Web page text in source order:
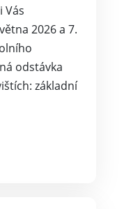
Vás
2026 a 7.
odstávka
základní